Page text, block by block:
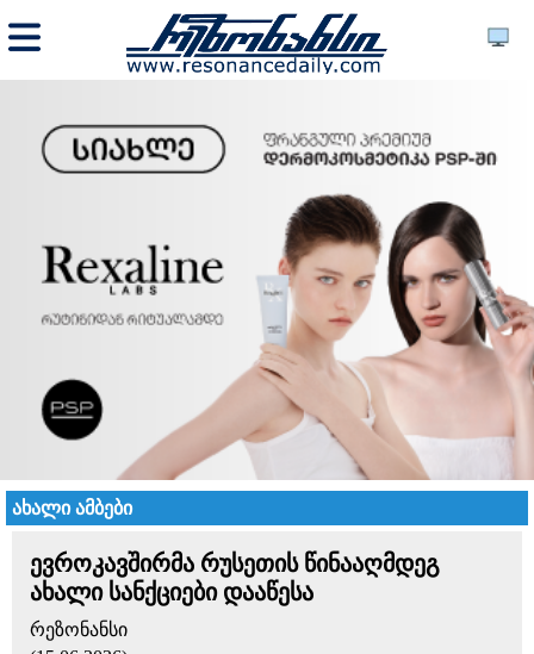
ახალი ამბები
ევროკავშირმა რუსეთის წინააღმდეგ
ახალი სანქციები დააწესა
რეზონანსი